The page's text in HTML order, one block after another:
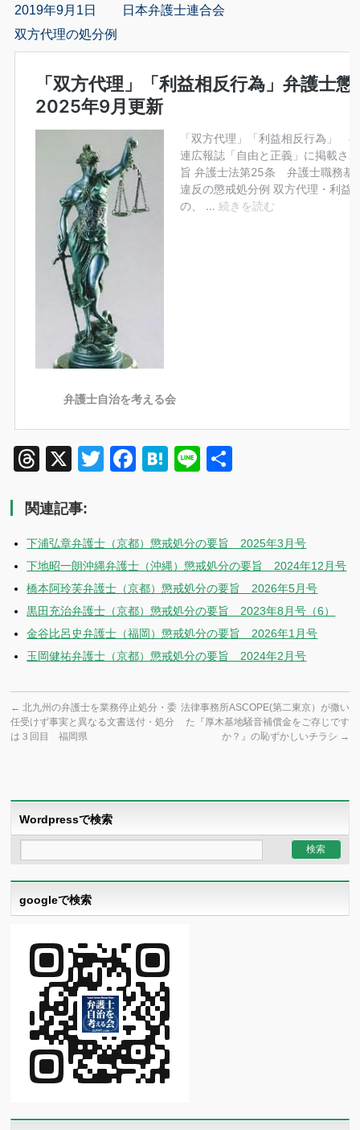
2019年9月1日 日本弁護士連合会
双方代理の処分例
Threads
X TwitterFacebook
Hatena
Line
関連記事:
下浦弘章弁護士（京都）懲戒処分の要旨 2025年3月号
下地昭一朗沖縄弁護士（沖縄）懲戒処分の要旨 2024年12月号
橋本阿玲芙弁護士（京都）懲戒処分の要旨 2026年5月号
黒田充治弁護士（京都）懲戒処分の要旨 2023年8月号（6）
金谷比呂史弁護士（福岡）懲戒処分の要旨 2026年1月号
玉岡健祐弁護士（京都）懲戒処分の要旨 2024年2月号
← 北九州の弁護士を業務停止処分・委
任受けず事実と異なる文書送付・処分
は３回目 福岡県
法律事務所ASCOPE(第二東京）が撒い
た『厚木基地騒音補償金をご存じです
か？』の恥ずかしいチラシ →
Wordpressで検索
googleで検索